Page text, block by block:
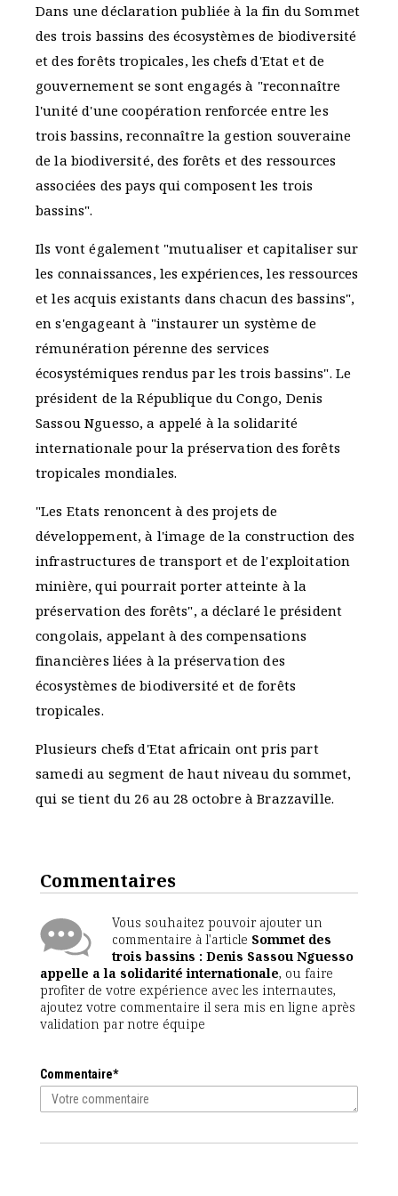
Dans une déclaration publiée à la fin du Sommet
des trois bassins des écosystèmes de biodiversité
et des forêts tropicales, les chefs d'Etat et de
gouvernement se sont engagés à "reconnaître
l'unité d'une coopération renforcée entre les
trois bassins, reconnaître la gestion souveraine
de la biodiversité, des forêts et des ressources
associées des pays qui composent les trois
bassins".
Ils vont également "mutualiser et capitaliser sur
les connaissances, les expériences, les ressources
et les acquis existants dans chacun des bassins",
en s'engageant à "instaurer un système de
rémunération pérenne des services
écosystémiques rendus par les trois bassins". Le
président de la République du Congo, Denis
Sassou Nguesso, a appelé à la solidarité
internationale pour la préservation des forêts
tropicales mondiales.
"Les Etats renoncent à des projets de
développement, à l'image de la construction des
infrastructures de transport et de l'exploitation
minière, qui pourrait porter atteinte à la
préservation des forêts", a déclaré le président
congolais, appelant à des compensations
financières liées à la préservation des
écosystèmes de biodiversité et de forêts
tropicales.
Plusieurs chefs d'Etat africain ont pris part
samedi au segment de haut niveau du sommet,
qui se tient du 26 au 28 octobre à Brazzaville.
Commentaires
Vous souhaitez pouvoir ajouter un
commentaire à l'article Sommet des
trois bassins : Denis Sassou Nguesso
appelle a la solidarité internationale, ou faire
profiter de votre expérience avec les internautes,
ajoutez votre commentaire il sera mis en ligne après
validation par notre équipe
Commentaire*